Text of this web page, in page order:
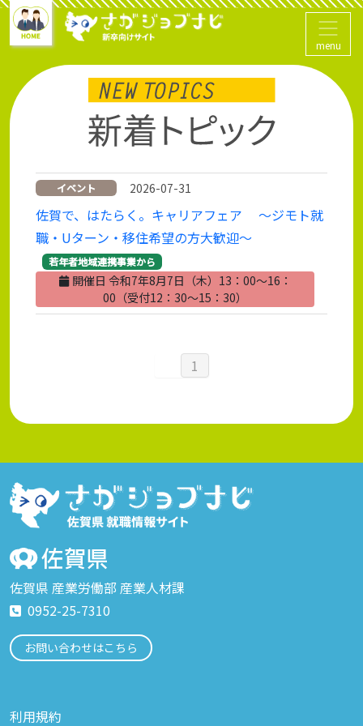
menu
イベント 2026-07-31
佐賀で、はたらく。キャリアフェア ～ジモト就
職・Uターン・移住希望の方大歓迎～
若年者地域連携事業から
開催日 令和7年8月7日（木）13：00～16：
00（受付12：30～15：30）
1
佐賀県 産業労働部 産業人材課
0952-25-7310
お問い合わせはこちら
利用規約